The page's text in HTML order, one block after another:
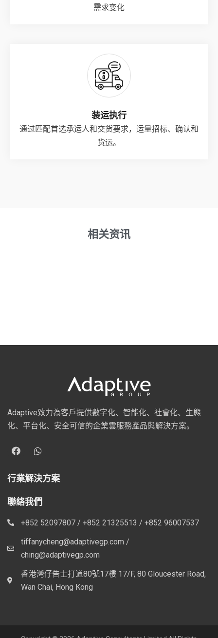
需求变化
装运执行
通过匹配首选承运人和交货要求，运量招标、确认和
货运。
相关资讯
Adaptive致力為客戶提供數字化、智能化、社會化、生態
化、平台化、安全可信的企業雲服務產品與解決方案。
行業解決方案
聯絡我們
+852 52097807 / +852 21325513 / +852 96007537
tiffanycheng@adaptivegp.com /
ching@adaptivegp.com
香港灣仔告士打道80號17樓 17/F, 80 Gloucester Road,
Wan Chai, Hong Kong